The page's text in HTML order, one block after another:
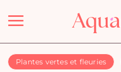
Menu
Plantes vertes et fleuries